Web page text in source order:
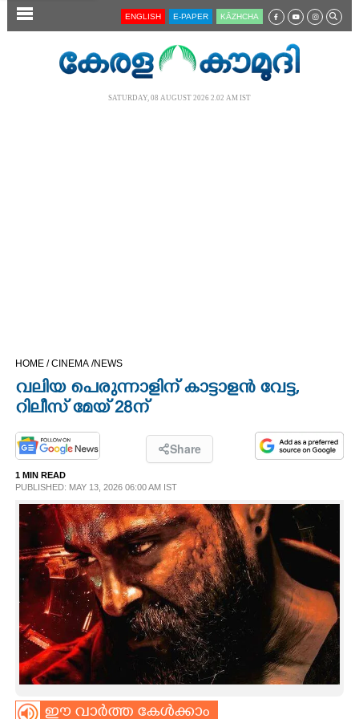
SECTIONS
LIFESTYLE
SPIRITUAL
INFO+
ART
ASTRO
ENGLISH E-PAPER KĀZHCHA
SATURDAY, 08 AUGUST 2026 2.02 AM IST
HOME /CINEMA /NEWS
വലിയ പെരുന്നാളിന് കാട്ടാളൻ വേട്ട,
റിലീസ് മേയ് 28ന്
Share
1 MIN READ
PUBLISHED: MAY 13, 2026 06:00 AM IST
ഈ വാർത്ത കേൾക്കാം